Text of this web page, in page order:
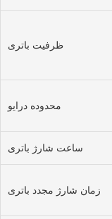
ظرفیت باتری
محدوده درایو
ساعت شارژ باتری
زمان شارژ مجدد باتری